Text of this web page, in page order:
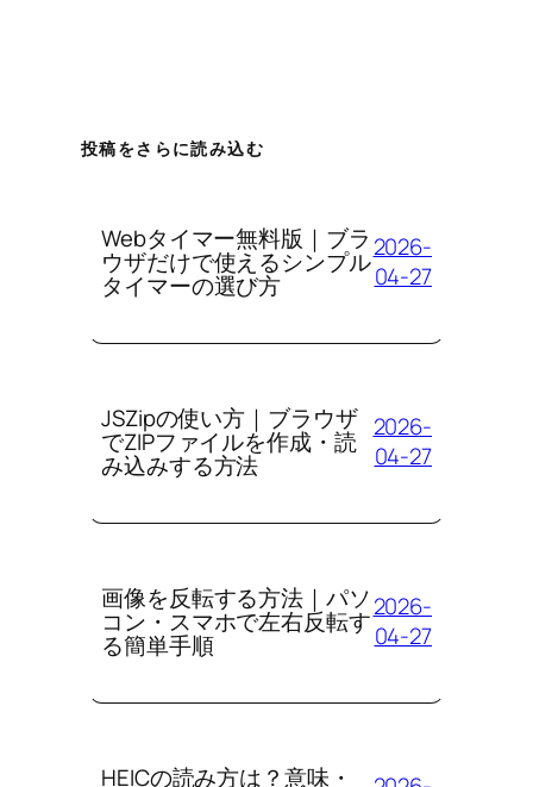
投稿をさらに読み込む
Webタイマー無料版｜ブラ
ウザだけで使えるシンプル
タイマーの選び方
2026-
04-27
JSZipの使い方｜ブラウザ
でZIPファイルを作成・読
み込みする方法
2026-
04-27
画像を反転する方法｜パソ
コン・スマホで左右反転す
る簡単手順
2026-
04-27
HEICの読み方は？意味・